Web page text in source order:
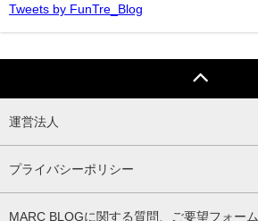
Tweets by FunTre_Blog
運営法人
プライバシーポリシー
MARC BLOGに関する質問、ご要望フォーム